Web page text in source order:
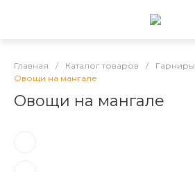
Главная / Каталог товаров / Гарниры
Овощи на мангале
Овощи на мангале